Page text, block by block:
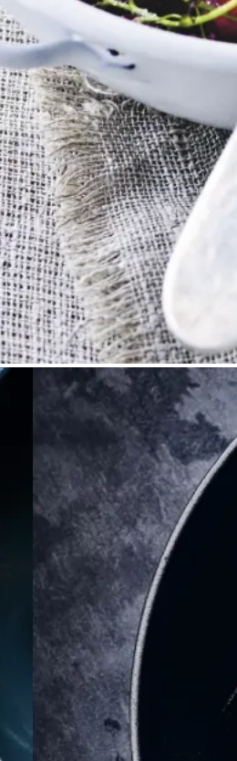
BraiseretBraiseret
oksetværreboksetvæ
rreb
Gem opskrift
Dansk mad